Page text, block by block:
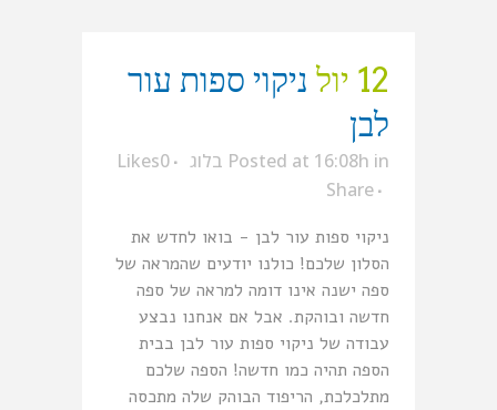
12 יול
ניקוי ספות עור
לבן
Posted at 16:08h in בלוג 0
Likes
Share
ניקוי ספות עור לבן - בואו לחדש את
הסלון שלכם! כולנו יודעים שהמראה של
ספה ישנה אינו דומה למראה של ספה
חדשה ובוהקת. אבל אם אנחנו נבצע
עבודה של ניקוי ספות עור לבן בבית
הספה תהיה כמו חדשה! הספה שלכם
מתלכלכת, הריפוד הבוהק שלה מתכסה